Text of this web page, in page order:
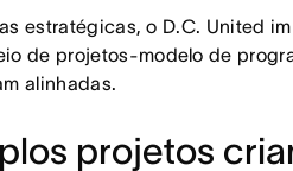
estratégicas, o D.C. United
de projetos-modelo de
alinhadas.
projetos